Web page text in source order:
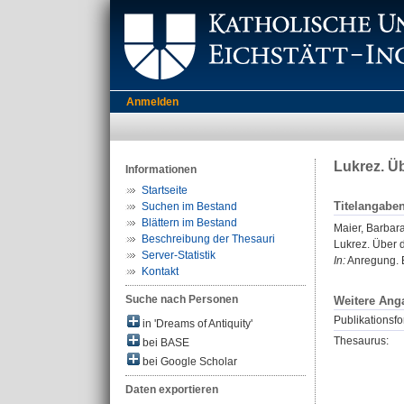
Anmelden
Informationen
Startseite
Suchen im Bestand
Blättern im Bestand
Beschreibung der Thesauri
Server-Statistik
Kontakt
Suche nach Personen
in 'Dreams of Antiquity'
bei BASE
bei Google Scholar
Daten exportieren
Lukrez.
Maier,
Lukrez. Über
In:Anregung.
Weitere
Thesaurus: